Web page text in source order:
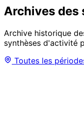
Archives des
Archive historique
synthèses d'activité
Toutes les